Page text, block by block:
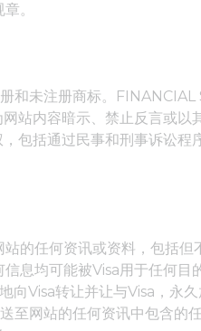
。
和未注册商标。
站内容暗示、禁止反言或以
包括通过民事和刑事诉讼
的任何资讯或资料，包括但
息均可能被Visa用于任何
Visa转让并让与Visa，永
至网站的任何资讯中包含的